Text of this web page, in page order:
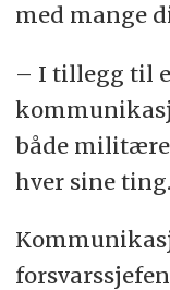
med mange
– I tillegg til
både militære
hver sine ting.